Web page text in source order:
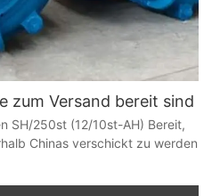
zum Versand bereit sind
SH/250st (12/10st-AH) Bereit,
Chinas verschickt zu werden